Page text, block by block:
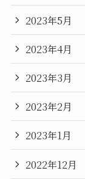
2023年5月
2023年4月
2023年3月
2023年2月
2023年1月
2022年12月